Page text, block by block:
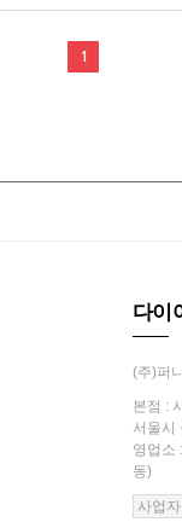
1
다이
(주)퍼
본점 :
서울시
영업소
동)
사업